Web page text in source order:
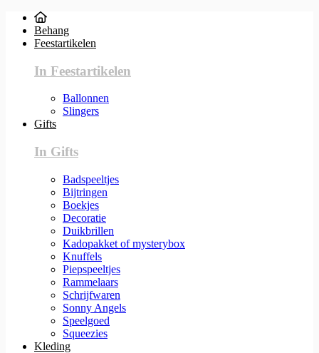
Behang
Feestartikelen
In Feestartikelen
Ballonnen
Slingers
Gifts
In Gifts
Badspeeltjes
Bijtringen
Boekjes
Decoratie
Duikbrillen
Kadopakket of mysterybox
Knuffels
Piepspeeltjes
Rammelaars
Schrijfwaren
Sonny Angels
Speelgoed
Squeezies
Kleding